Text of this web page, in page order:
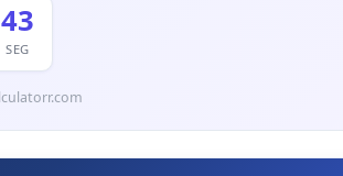
42
SEG